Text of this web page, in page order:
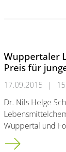
Wuppertaler
Preis für
17.09.2015 |
Dr. Nils Helge
Wuppertal und
Wuppertaler